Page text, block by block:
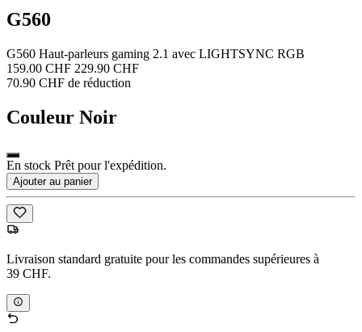
G560
G560 Haut-parleurs gaming 2.1 avec LIGHTSYNC RGB
159.00 CHF 229.90 CHF
70.90 CHF de réduction
Couleur Noir
En stock Prêt pour l'expédition.
Ajouter au panier
Livraison standard gratuite pour les commandes supérieures à
39 CHF.